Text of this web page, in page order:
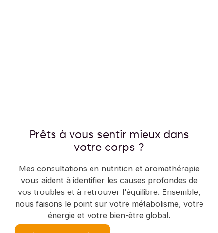
Prêts à vous sentir mieux dans
Mes consultations en nutrition et aromathérapie
vous aident à identifier les causes profondes de
vos troubles et à retrouver l'équilibre. Ensemble,
nous faisons le point sur votre métabolisme, votre
énergie et votre bien-être global.